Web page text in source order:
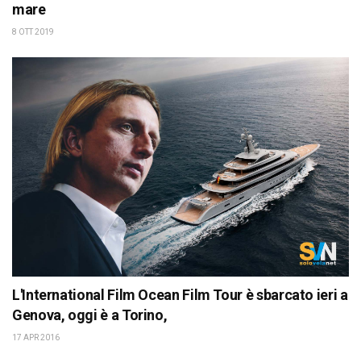
mare
8 OTT 2019
L'International Film Ocean Film Tour è sbarcato ieri a
Genova, oggi è a Torino,
17 APR 2016